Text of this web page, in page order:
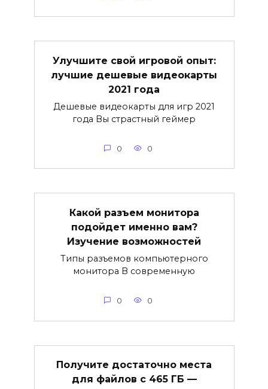
Улучшите свой игровой опыт:
лучшие дешевые видеокарты
2021 года
Дешевые видеокарты для игр 2021
года Вы страстный геймер
0 0
Какой разъем монитора
подойдет именно вам?
Изучение возможностей
Типы разъемов компьютерного
монитора В современную
0 0
Получите достаточно места
для файлов с 465 ГБ —